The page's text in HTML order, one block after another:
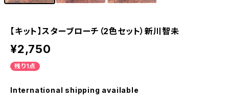
【キット】スターブローチ（2色セット）新川智未
¥2,750
残り1点
International shipping available